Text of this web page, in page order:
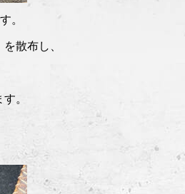
。
散布し、
。